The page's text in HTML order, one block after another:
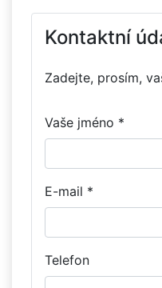
Kontaktní
Zadejte, prosím,
Vaše jméno *
E-mail *
Telefon